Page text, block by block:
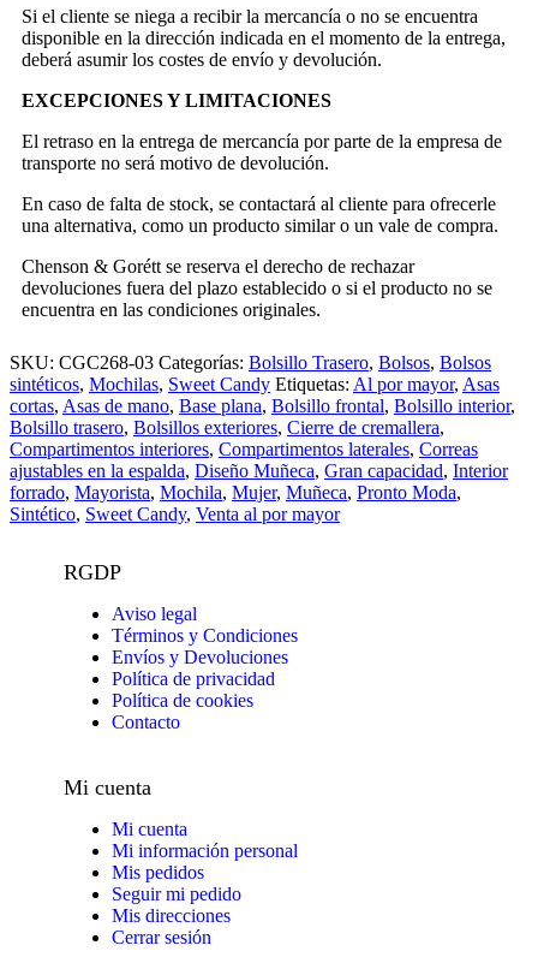
Si el cliente se niega a recibir la mercancía o no se encuentra
disponible en la dirección indicada en el momento de la entrega,
deberá asumir los costes de envío y devolución.
EXCEPCIONES Y LIMITACIONES
El retraso en la entrega de mercancía por parte de la empresa de
transporte no será motivo de devolución.
En caso de falta de stock, se contactará al cliente para ofrecerle
una alternativa, como un producto similar o un vale de compra.
Chenson & Gorétt se reserva el derecho de rechazar
devoluciones fuera del plazo establecido o si el producto no se
encuentra en las condiciones originales.
SKU: CGC268-03 Categorías: Bolsillo Trasero, Bolsos, Bolsos
sintéticos, Mochilas, Sweet Candy Etiquetas: Al por mayor, Asas
cortas, Asas de mano, Base plana, Bolsillo frontal, Bolsillo interior,
Bolsillo trasero, Bolsillos exteriores, Cierre de cremallera,
Compartimentos interiores, Compartimentos laterales, Correas
ajustables en la espalda, Diseño Muñeca, Gran capacidad, Interior
forrado, Mayorista, Mochila, Mujer, Muñeca, Pronto Moda,
Sintético, Sweet Candy, Venta al por mayor
RGDP
Aviso legal
Términos y Condiciones
Envíos y Devoluciones
Política de privacidad
Política de cookies
Contacto
Mi cuenta
Mi cuenta
Mi información personal
Mis pedidos
Seguir mi pedido
Mis direcciones
Cerrar sesión